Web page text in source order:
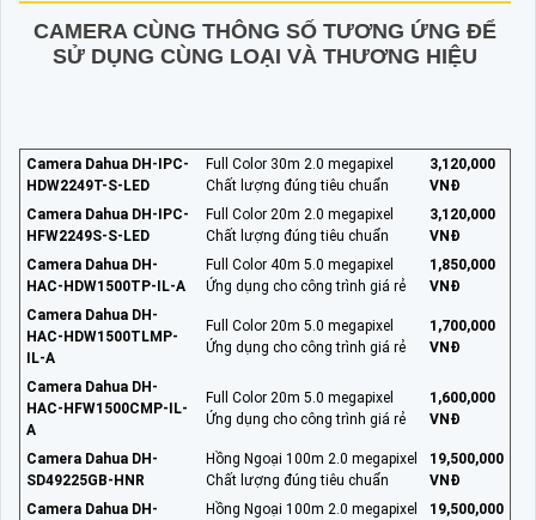
CAMERA CÙNG THÔNG SỐ TƯƠNG ỨNG ĐỂ
SỬ DỤNG CÙNG LOẠI VÀ THƯƠNG HIỆU
Camera Dahua DH-IPC-
HDW2249T-S-LED
Full Color 30m 2.0 megapixel
Chất lượng đúng tiêu chuẩn
3,120,000
VNĐ
Camera Dahua DH-IPC-
HFW2249S-S-LED
Full Color 20m 2.0 megapixel
Chất lượng đúng tiêu chuẩn
3,120,000
VNĐ
Camera Dahua DH-
HAC-HDW1500TP-IL-A
Full Color 40m 5.0 megapixel
Ứng dụng cho công trình giá rẻ
1,850,000
VNĐ
Camera Dahua DH-
HAC-HDW1500TLMP-
IL-A
Full Color 20m 5.0 megapixel
Ứng dụng cho công trình giá rẻ
1,700,000
VNĐ
Camera Dahua DH-
HAC-HFW1500CMP-IL-
A
Full Color 20m 5.0 megapixel
Ứng dụng cho công trình giá rẻ
1,600,000
VNĐ
Camera Dahua DH-
SD49225GB-HNR
Hồng Ngoại 100m 2.0 megapixel
Chất lượng đúng tiêu chuẩn
19,500,000
VNĐ
Camera Dahua DH-
Hồng Ngoại 100m 2.0 megapixel
19,500,000